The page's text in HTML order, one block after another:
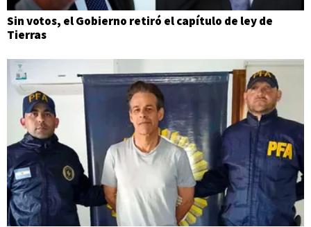
Sin votos, el Gobierno retiró el capítulo de ley de
Tierras